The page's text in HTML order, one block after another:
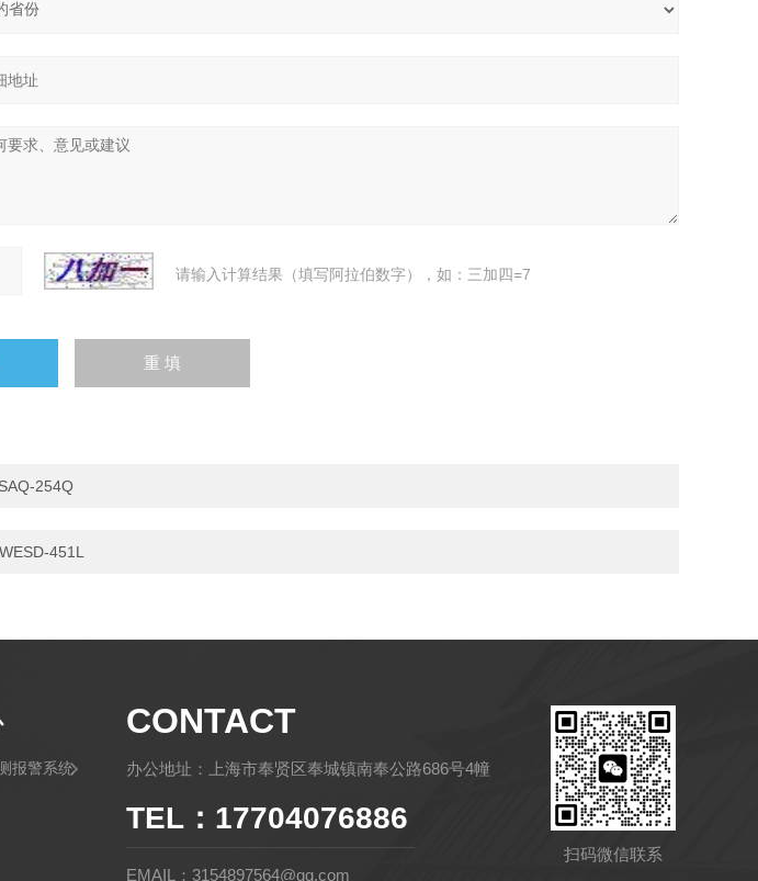
请输入计算结果（填写阿拉伯数字），如：三加四=7
254Q
451L
报警系统
CONTACT
办公地址：上海市奉贤区奉城镇南奉公路686号4幢
TEL：17704076886
EMAIL：3154897564@qq.com
扫码微信联系